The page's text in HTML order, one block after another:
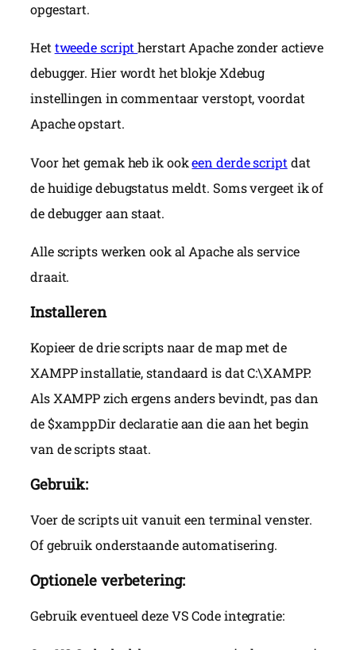
opgestart.
Hettweede scriptherstart Apache zonder actieve
debugger. Hier wordt het blokje Xdebug
instellingen in commentaar verstopt, voordat
Apache opstart.
Voor het gemak heb ik ookeen derde script dat
de huidige debugstatus meldt. Soms vergeet ik of
de debugger aan staat.
Alle scripts werken ook al Apache als service
draait.
Installeren
Kopieer de drie scripts naar de map met de
XAMPP installatie, standaard is dat C:\XAMPP.
Als XAMPP zich ergens anders bevindt, pas dan
de $xamppDir declaratie aan die aan het begin
van de scripts staat.
Gebruik:
Voer de scripts uit vanuit een terminal venster.
Of gebruik onderstaande automatisering.
Optionele verbetering:
Gebruik eventueel deze VS Code integratie: